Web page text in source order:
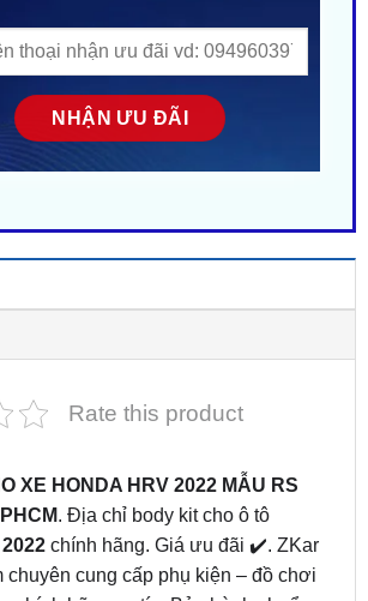
XE HONDA HRV 2022 MẪU RS
chính hãng. Giá ưu đãi ✔️. ZKar
chuyên cung cấp phụ kiện – đồ chơi
chính hãng uy tín. Bảo hành chuẩn
trợ khách hàng trọn đời. Liên hệ